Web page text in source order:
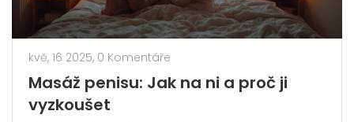
kvě, 16 2025, 0 Komentáře
Masáž penisu: Jak na ni a proč ji
vyzkoušet